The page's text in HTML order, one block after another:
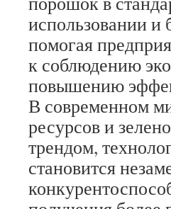
использовании и
помогая
к соблюдению
повышению
В современном
ресурсов и
трендом,
становится